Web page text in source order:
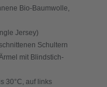
Bio-Baumwolle,
Jersey)
Schultern
mit Blindstich-
30°C, auf links